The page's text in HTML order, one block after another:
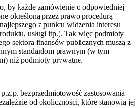
by każde zamówienie o odpowiedniej
określoną przez prawo procedurą
z punktu widzenia interesu
usługi itp.). Tak więc podmioty
sektora finansów publicznych muszą z
standardom prawnym (w tym
niż podmioty prywatne.
bezprzedmiotowość zastosowania
od okoliczności, które stanowią jej